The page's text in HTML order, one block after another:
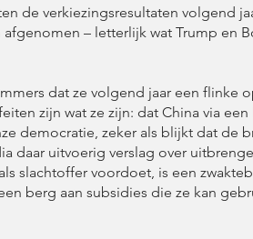
de verkiezingsresultaten volgend
– letterlijk wat Trump en
dat ze volgend jaar een flinke
zijn wat ze zijn: dat China via
democratie, zeker als blijkt dat de
uitvoerig verslag over
slachtoffer voordoet, is een
berg aan subsidies die ze kan